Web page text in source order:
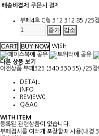
배송비결제
주문시 결제
부페4호 C형 312 312 85 /25
증가 감소
WISH
다른 상품 보기
이전상품 부페325 (340 330 55) /25장
DETAIL
INFO
REVIEW0
Q&A0
WITH ITEM
등록된 관련상품이 없습니다.
부페접시를 여러개 포장할때 사용(내